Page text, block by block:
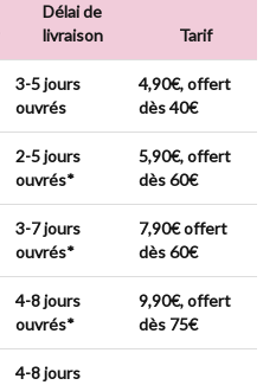
Délai de
livraison
Tarif
3-5 jours
ouvrés
4,90€, offert
dès 40€
2-5 jours
ouvrés*
5,90€, offert
dès 60€
3-7 jours
ouvrés*
7,90€ offert
dès 60€
4-8 jours
ouvrés*
9,90€, offert
dès 75€
4-8 jours